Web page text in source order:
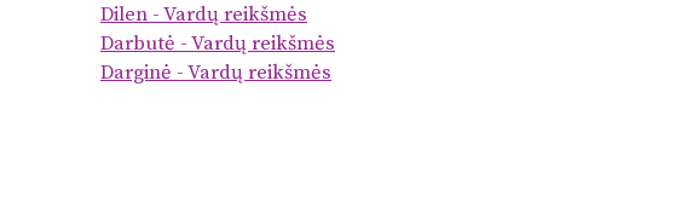
Dilen - Vardų reikšmės
Darbutė - Vardų reikšmės
Darginė - Vardų reikšmės